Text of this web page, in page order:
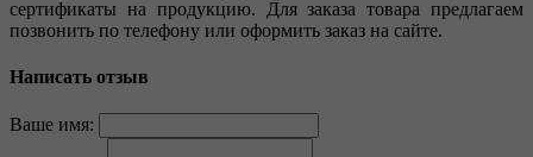
сертификаты на продукцию. Для заказа товара предлагаем
позвонить по телефону или оформить заказ на сайте.
Написать отзыв
Ваше имя: